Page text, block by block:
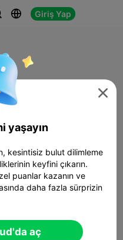
 Giriş Yap

yaşayın
kesintisiz bulut dilimleme
keyfini çıkarın.
puanlar kazanın ve
daha fazla sürprizin
aç